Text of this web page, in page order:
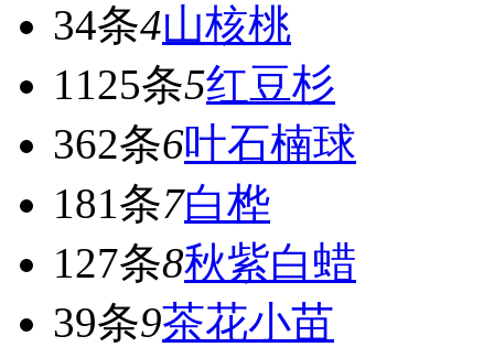
34条4山核桃
1125条5红豆杉
362条6叶石楠球
181条7白桦
127条8秋紫白蜡
39条9茶花小苗